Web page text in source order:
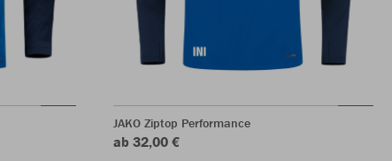
JAKO Ziptop Performance
ab 32,00 €